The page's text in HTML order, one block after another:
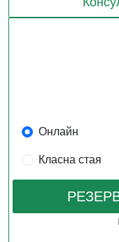
Онлайн
Класна стая